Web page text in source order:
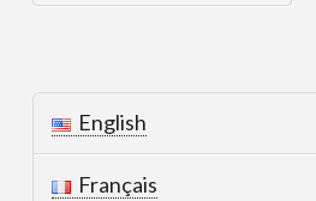
English
Français